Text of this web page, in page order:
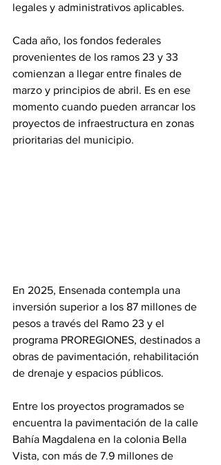
legales y administrativos aplicables.
Cada año, los fondos federales
provenientes de los ramos 23 y 33
comienzan a llegar entre finales de
marzo y principios de abril. Es en ese
momento cuando pueden arrancar los
proyectos de infraestructura en zonas
prioritarias del municipio.
En 2025, Ensenada contempla una
inversión superior a los 87 millones de
pesos a través del Ramo 23 y el
programa PROREGIONES, destinados a
obras de pavimentación, rehabilitación
de drenaje y espacios públicos.
Entre los proyectos programados se
encuentra la pavimentación de la calle
Bahía Magdalena en la colonia Bella
Vista, con más de 7.9 millones de